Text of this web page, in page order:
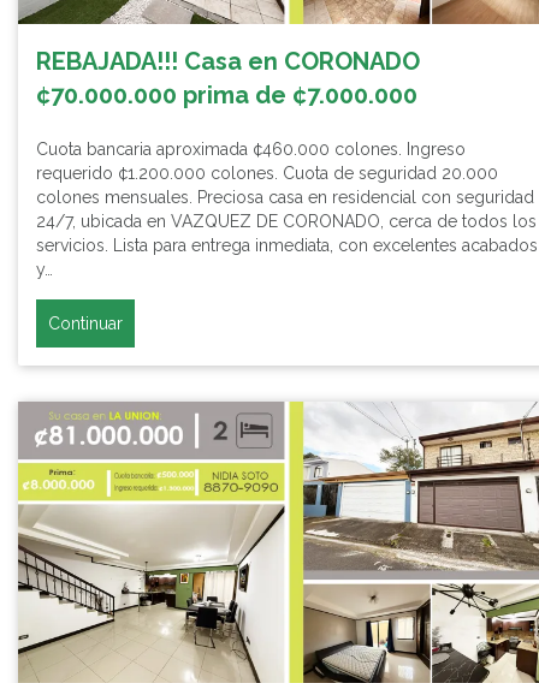
REBAJADA!!! Casa en CORONADO
¢70.000.000 prima de ¢7.000.000
Cuota bancaria aproximada ¢460.000 colones. Ingreso
requerido ¢1.200.000 colones. Cuota de seguridad 20.000
colones mensuales. Preciosa casa en residencial con seguridad
24/7, ubicada en VAZQUEZ DE CORONADO, cerca de todos los
servicios. Lista para entrega inmediata, con excelentes acabados
y…
Continuar